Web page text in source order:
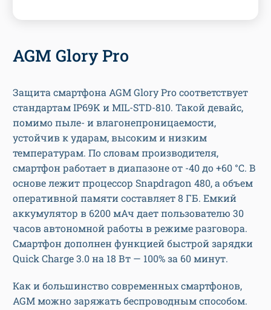
AGM Glory Pro
Защита смартфона AGM Glory Pro соответствует
стандартам IP69K и MIL-STD-810. Такой девайс,
помимо пыле- и влагонепроницаемости,
устойчив к ударам, высоким и низким
температурам. По словам производителя,
смартфон работает в диапазоне от -40 до +60 °С. В
основе лежит процессор Snapdragon 480, а объем
оперативной памяти составляет 8 ГБ. Емкий
аккумулятор в 6200 мАч дает пользователю 30
часов автономной работы в режиме разговора.
Смартфон дополнен функцией быстрой зарядки
Quick Charge 3.0 на 18 Вт — 100% за 60 минут.
Как и большинство современных смартфонов,
AGM можно заряжать беспроводным способом.